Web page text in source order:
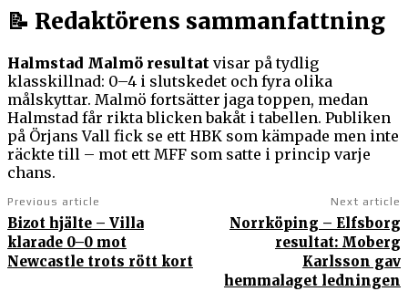
📝 Redaktörens sammanfattning
Halmstad Malmö resultat visar på tydlig
klasskillnad: 0–4 i slutskedet och fyra olika
målskyttar. Malmö fortsätter jaga toppen, medan
Halmstad får rikta blicken bakåt i tabellen. Publiken
på Örjans Vall fick se ett HBK som kämpade men inte
räckte till – mot ett MFF som satte i princip varje
chans.
Previous article
Bizot hjälte – Villa
klarade 0–0 mot
Newcastle trots rött kort
Next article
Norrköping – Elfsborg
resultat: Moberg
Karlsson gav
hemmalaget ledningen